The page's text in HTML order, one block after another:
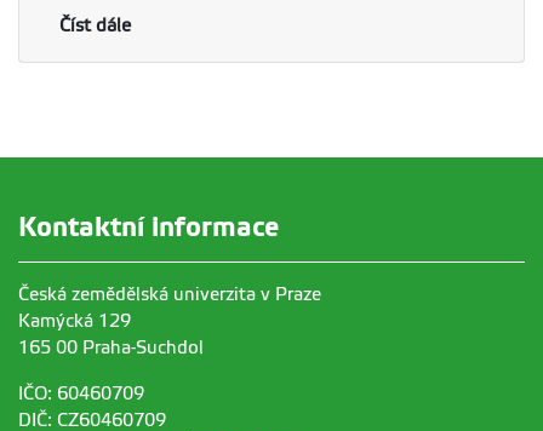
Číst dále
Kontaktní informace
Česká zemědělská univerzita v Praze
Kamýcká 129
165 00 Praha-Suchdol
IČO: 60460709
DIČ: CZ60460709